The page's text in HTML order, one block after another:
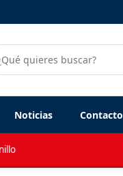
Noticias Contacto